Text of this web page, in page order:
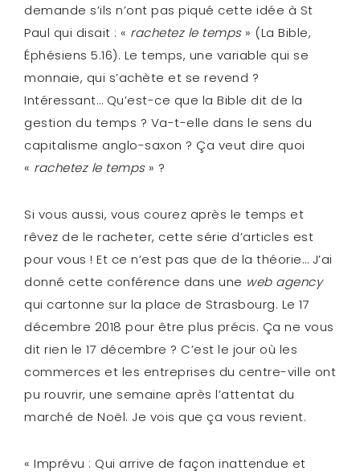
demande s’ils n’ont pas piqué cette idée à St
Paul qui disait : « rachetez le temps» (La Bible,
Éphésiens 5.16). Le temps, une variable qui se
monnaie, qui s’achète et se revend ?
Intéressant… Qu’est-ce que la Bible dit de la
gestion du temps ? Va-t-elle dans le sens du
capitalisme anglo-saxon ? Ça veut dire quoi
« rachetez le temps» ?
Si vous aussi, vous courez après le temps et
rêvez de le racheter, cette série d’articles est
pour vous ! Et ce n’est pas que de la théorie… J’ai
donné cette conférence dans une web agency
qui cartonne sur la place de Strasbourg. Le 17
décembre 2018 pour être plus précis. Ça ne vous
dit rien le 17 décembre ? C’est le jour où les
commerces et les entreprises du centre-ville ont
pu rouvrir, une semaine après l’attentat du
marché de Noël. Je vois que ça vous revient.
« Imprévu : Qui arrive de façon inattendue et